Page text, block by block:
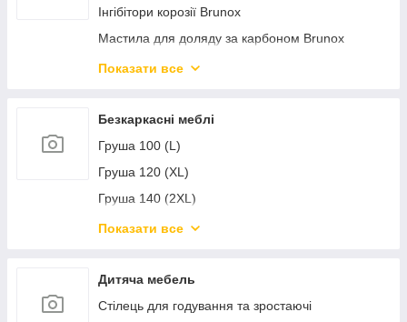
Інгібітори корозії Brunox
Мастила для доляду за карбоном Brunox
Мастила для зброї Brunox
Перетворювачі іржі Brunox
Універсальні мастила Brunox
Показати все
Безкаркасні меблі
Груша 100 (L)
Груша 120 (XL)
Груша 140 (2XL)
Груша 160 (3XL)
Груша Заєць 120 (XL)
Груша Заєць 140 (2XL)
Показати все
Дитяча мебель
Стілець для годування та зростаючі